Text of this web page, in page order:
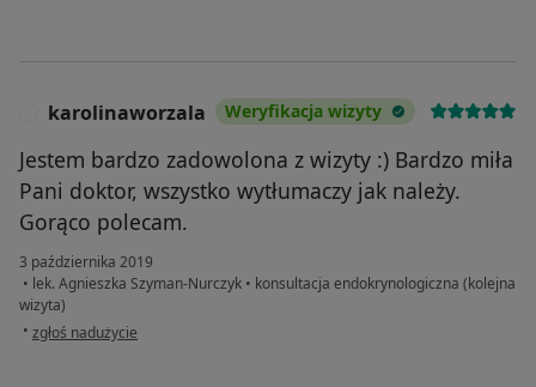
karolinaworzala Weryfikacja wizyty
Jestem bardzo zadowolona z wizyty :) Bardzo miła
Pani doktor, wszystko wytłumaczy jak należy.
Gorąco polecam.
3 października 2019
• lek. Agnieszka Szyman-Nurczyk • konsultacja endokrynologiczna (kolejna
wizyta)
• w opinii użytkownika karolinaworzala
zgłoś nadużycie